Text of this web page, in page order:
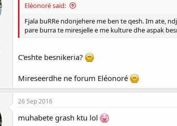
o
s
:
Eléonoré said:
Fjala buRRe ndonjehere me ben te qesh. Im ate,
pare burra te miresjelle e me kulture dhe aspak
C'eshte besnikeria?
Mireseerdhe ne forum Eléonoré
26 Sep 2016
muhabete grash ktu lol